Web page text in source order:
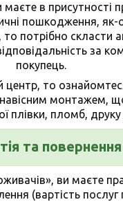
в присутності
пошкодження,
потрібно скласти
за
покупець.
то
монтажем,
плівки, пломб,
та повернення
ви маєте
(вартість послуг